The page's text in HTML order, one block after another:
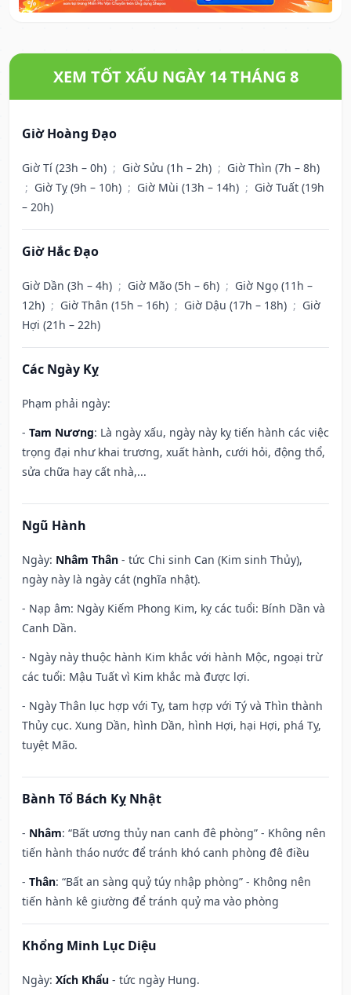
XEM TỐT XẤU NGÀY 14 THÁNG 8
Giờ Hoàng Đạo
Giờ Tí (23h – 0h) ; Giờ Sửu (1h – 2h) ; Giờ Thìn (7h – 8h)
; Giờ Tỵ (9h – 10h) ; Giờ Mùi (13h – 14h) ; Giờ Tuất (19h
– 20h)
Giờ Hắc Đạo
Giờ Dần (3h – 4h) ; Giờ Mão (5h – 6h) ; Giờ Ngọ (11h –
12h) ; Giờ Thân (15h – 16h) ; Giờ Dậu (17h – 18h) ; Giờ
Hợi (21h – 22h)
Các Ngày Kỵ
Phạm phải ngày:
- Tam Nương: Là ngày xấu, ngày này kỵ tiến hành các việc
trọng đại như khai trương, xuất hành, cưới hỏi, động thổ,
sửa chữa hay cất nhà,...
Ngũ Hành
Ngày: Nhâm Thân - tức Chi sinh Can (Kim sinh Thủy),
ngày này là ngày cát (nghĩa nhật).
- Nạp âm: Ngày Kiếm Phong Kim, kỵ các tuổi: Bính Dần và
Canh Dần.
- Ngày này thuộc hành Kim khắc với hành Mộc, ngoại trừ
các tuổi: Mậu Tuất vì Kim khắc mà được lợi.
- Ngày Thân lục hợp với Tỵ, tam hợp với Tý và Thìn thành
Thủy cục. Xung Dần, hình Dần, hình Hợi, hại Hợi, phá Tỵ,
tuyệt Mão.
Bành Tổ Bách Kỵ Nhật
- Nhâm: “Bất ương thủy nan canh đê phòng” - Không nên
tiến hành tháo nước để tránh khó canh phòng đê điều
- Thân: “Bất an sàng quỷ túy nhập phòng” - Không nên
tiến hành kê giường để tránh quỷ ma vào phòng
Khổng Minh Lục Diệu
Ngày: Xích Khẩu - tức ngày Hung.